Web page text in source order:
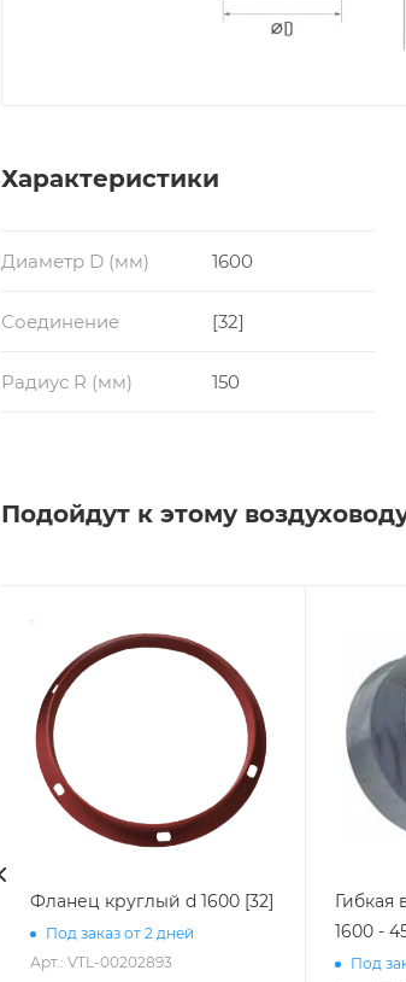
Характеристики
Диаметр D (мм) 1600
Соединение [32]
Радиус R (мм) 150
Подойдут к этому
Фланец круглый d 1600 [32]
Под заказ от 2 дней
Арт.: VTL-00202893
Гибкая
1600 -
Под